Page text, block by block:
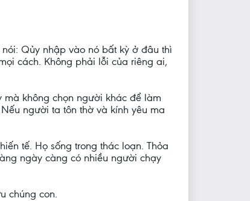
Qủy nhập vào nó bất kỳ ở đâu thì
cách. Không phải lỗi của riêng ai,
không chọn người khác để làm
người ta tôn thờ và kính yêu ma
tế. Họ sống trong thác loạn. Thỏa
ngày càng có nhiều người chạy
chúng con.